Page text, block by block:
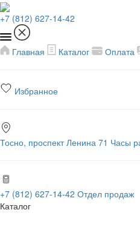
+7 (812) 627-14-42
Главная Каталог Оплата
Избранное
Тосно, проспект Ленина 71 Часы
+7 (812) 627-14-42 Отдел продаж
Каталог